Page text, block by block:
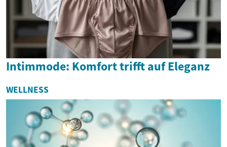
Intimmode: Komfort trifft auf Eleganz
WELLNESS